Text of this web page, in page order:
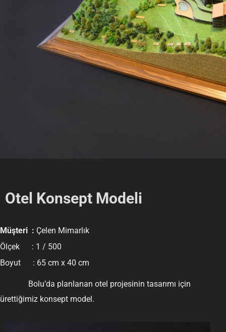
Otel Konsept Modeli
Müşteri : Çelen Mimarlık
Ölçek : 1 / 500
Boyut : 65 cm x 40 cm
Bolu’da planlanan otel projesinin tasarımı için
ürettiğimiz konsept model.